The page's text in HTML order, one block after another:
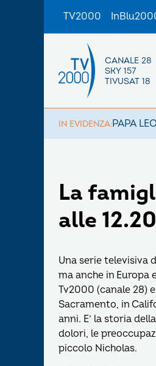
TV2000
CANALE 28
SKY 157
TIVUSAT 18
IN EVIDENZA:PAPA
La
alle
Una serie televisiva
ma anche in Europa
Tv2000 (canale 28)
Sacramento, in
anni. E’ la storia
dolori, le
piccolo Nicholas.